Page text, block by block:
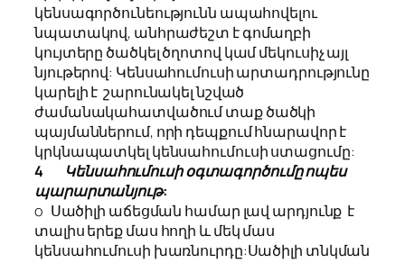
կենսագործունեությունն ապահովելու
նպատակով, անհրաժեշտ է գոմաղբի
կույտերը ծածկել ծղոտով կամ մեկուսիչ այլ
նյութերով: Կենսահումուսի արտադրությունը
կարելի է շարունակել նշված
ժամանակահատվածում տաք ծածկի
պայմաններում, որի դեպքում հնարավոր է
կրկնապատկել կենսահումուսի ստացումը:
4
Կենսահումուսի օգտագործումը ոպես
պարարտանյութ:
o Սածիլի աճեցման համար լավ արդյունք է
տալիս երեք մաս հողի և մեկ մաս
կենսահումուսի խառնուրդը:Սածիլի տնկման